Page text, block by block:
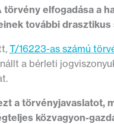
elfogadása a
további
T/16223-as számú
a bérleti
a törvényjavaslatot,
közvagyon-